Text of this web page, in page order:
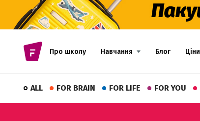
Про школу Навчання Блог Ціни
ALL FOR BRAIN FOR LIFE FOR YOU